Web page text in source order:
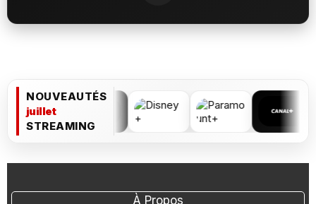
NOUVEAUTÉS
juillet
STREAMING
À Propos